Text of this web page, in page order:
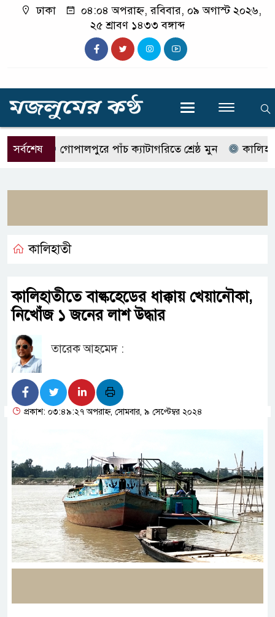
ঢাকা
০৪:০৪ অপরাহ্ন, রবিবার, ০৯ অগাস্ট ২০২৬,
২৫ শ্রাবণ ১৪৩৩ বঙ্গাব্দ
সর্বশেষগোপালপুরে পাঁচ ক্যাটাগরিতে শ্রেষ্ঠ মুন
কালিহাতী
কালিহাতীতে বাল্কহেডের ধাক্কায় খেয়ানৌকা,
নিখোঁজ ১ জনের লাশ উদ্ধার
তারেক আহমেদ :
প্রকাশ: ০৩:৪৯:২৭ অপরাহ্ন, সোমবার, ৯ সেপ্টেম্বর ২০২৪